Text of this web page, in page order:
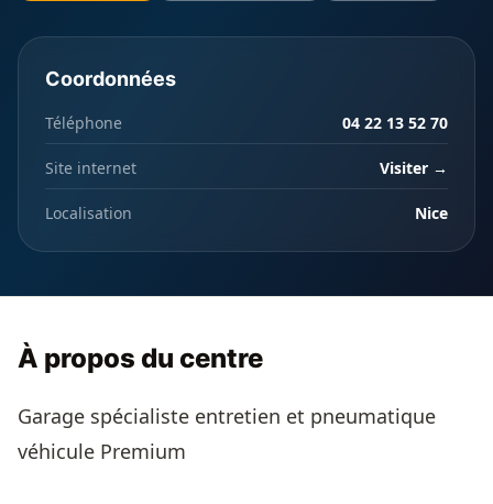
Coordonnées
Téléphone 04 22 13 52 70
Site internet Visiter →
Localisation Nice
À propos du centre
Garage spécialiste entretien et pneumatique
véhicule Premium